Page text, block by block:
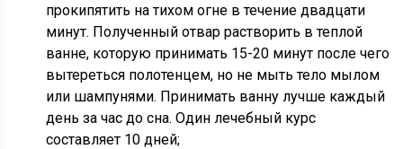
прокипятить на тихом огне в течение двадцати
минут. Полученный отвар растворить в теплой
ванне, которую принимать 15-20 минут после чего
вытереться полотенцем, но не мыть тело мылом
или шампунями. Принимать ванну лучше каждый
день за час до сна. Один лечебный курс
составляет 10 дней;